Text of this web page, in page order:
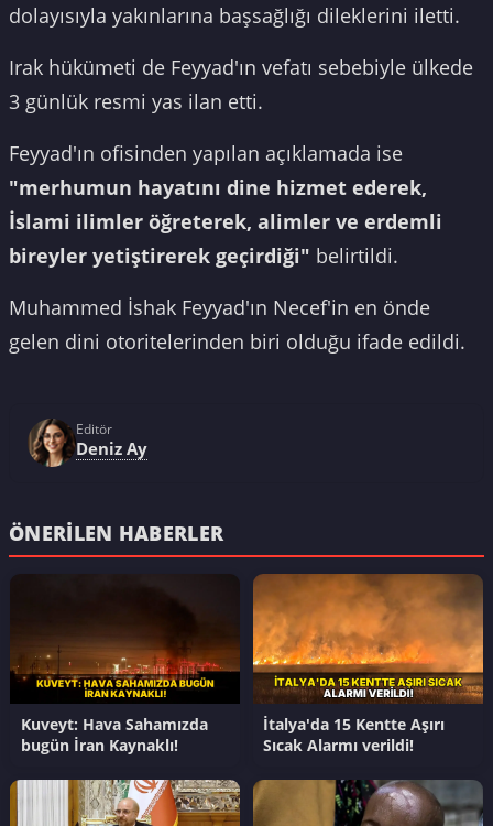
dolayısıyla yakınlarına başsağlığı dileklerini iletti.
Irak hükümeti de Feyyad'ın vefatı sebebiyle ülkede
3 günlük resmi yas ilan etti.
Feyyad'ın ofisinden yapılan açıklamada ise
"merhumun hayatını dine hizmet ederek,
İslami ilimler öğreterek, alimler ve erdemli
bireyler yetiştirerek geçirdiği" belirtildi.
Muhammed İshak Feyyad'ın Necef'in en önde
gelen dini otoritelerinden biri olduğu ifade edildi.
Editör
Deniz Ay
ÖNERILEN HABERLER
Kuveyt: Hava Sahamızda
bugün İran Kaynaklı!
İtalya'da 15 Kentte Aşırı
Sıcak Alarmı verildi!